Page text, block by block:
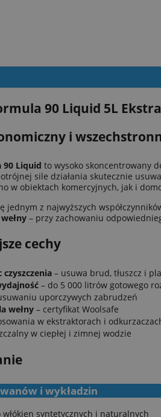
90 Liquid 5L
i
90 Liquid to wysoko skoncentrowany
sile działania skutecznie
w obiektach komercyjnych, jak i
jednym z najwyższych
– przy zachowaniu
cechy
– usuwa brud, tłuszcz i
– do 5 000 litrów gotowego
uporczywych zabrudzeń
wełny – certyfikat Woolsafe
w ekstraktorach i
w ciepłej i zimnej wodzie
i wykładzin
syntetycznych i naturalnych